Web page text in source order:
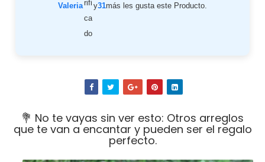
Valeria y31más les gusta este Producto.
💐 No te vayas sin ver esto: Otros arreglos
que te van a encantar y pueden ser el regalo
perfecto.